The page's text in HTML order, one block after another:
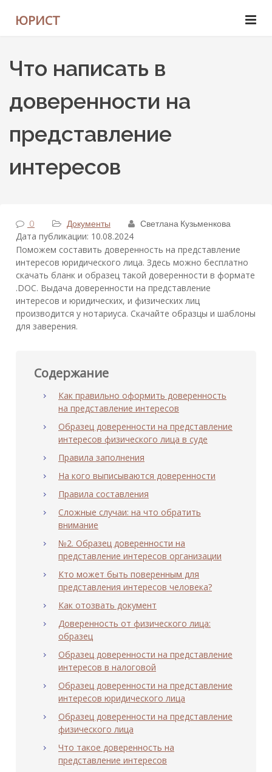
ЮРИСТ
Что написать в
доверенности на
представление
интересов
0 Документы Светлана Кузьменкова
Дата публикации: 10.08.2024
Поможем составить доверенность на представление
интересов юридического лица. Здесь можно бесплатно
скачать бланк и образец такой доверенности в формате
.DOC. Выдача доверенности на представление
интересов и юридических, и физических лиц
производится у нотариуса. Скачайте образцы и шаблоны
для заверения.
Содержание
Как правильно оформить доверенность
на представление интересов
Образец доверенности на представление
интересов физического лица в суде
Правила заполнения
На кого выписываются доверенности
Правила составления
Сложные случаи: на что обратить
внимание
№2. Образец доверенности на
представление интересов организации
Кто может быть поверенным для
представления интересов человека?
Как отозвать документ
Доверенность от физического лица:
образец
Образец доверенности на представление
интересов в налоговой
Образец доверенности на представление
интересов юридического лица
Образец доверенности на представление
физического лица
Что такое доверенность на
представление интересов